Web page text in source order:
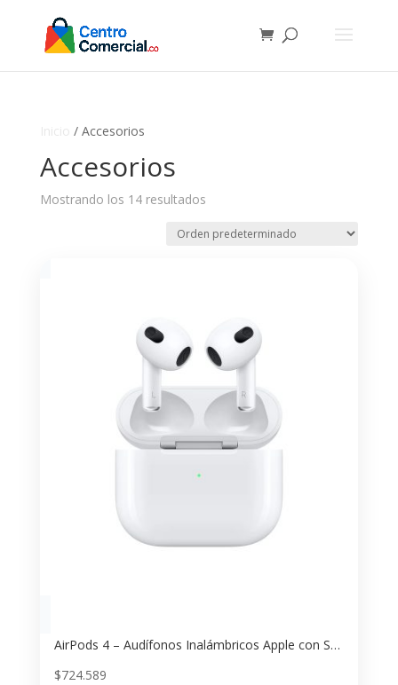
/ Accesorios
Accesorios
Mostrando los 14 resultados
AirPods 4 – Audífonos Inalámbricos Apple con Sonido Espacial y Cancelación Activa de Ruido
$724.589